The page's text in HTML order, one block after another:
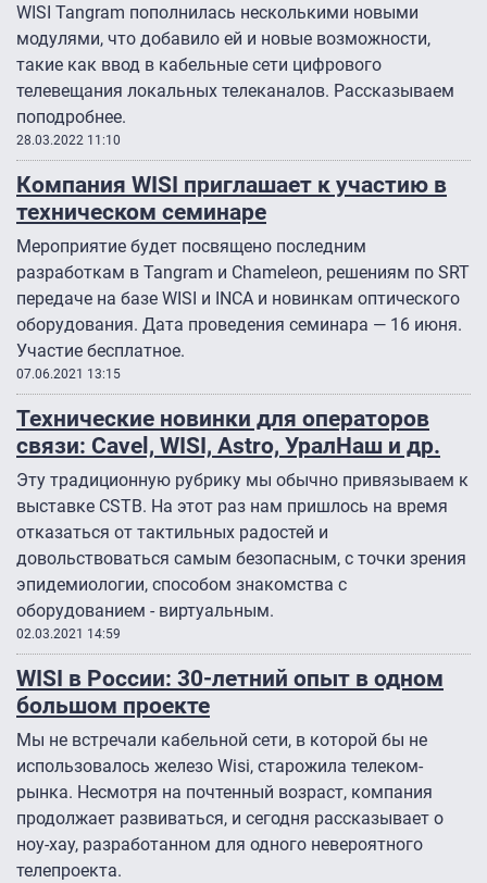
WISI Tangram пополнилась несколькими новыми
модулями, что добавило ей и новые возможности,
такие как ввод в кабельные сети цифрового
телевещания локальных телеканалов. Рассказываем
поподробнее.
28.03.2022 11:10
Компания WISI приглашает к участию в
техническом семинаре
Мероприятие будет посвящено последним
разработкам в Tangram и Chameleon, решениям по SRT
передаче на базе WISI и INCA и новинкам оптического
оборудования. Дата проведения семинара — 16 июня.
Участие бесплатное.
07.06.2021 13:15
Технические новинки для операторов
связи: Cavel, WISI, Astro, УралНаш и др.
Эту традиционную рубрику мы обычно привязываем к
выставке CSTB. На этот раз нам пришлось на время
отказаться от тактильных радостей и
довольствоваться самым безопасным, с точки зрения
эпидемиологии, способом знакомства с
оборудованием - виртуальным.
02.03.2021 14:59
WISI в России: 30-летний опыт в одном
большом проекте
Мы не встречали кабельной сети, в которой бы не
использовалось железо Wisi, старожила телеком-
рынка. Несмотря на почтенный возраст, компания
продолжает развиваться, и сегодня рассказывает о
ноу-хау, разработанном для одного невероятного
телепроекта.